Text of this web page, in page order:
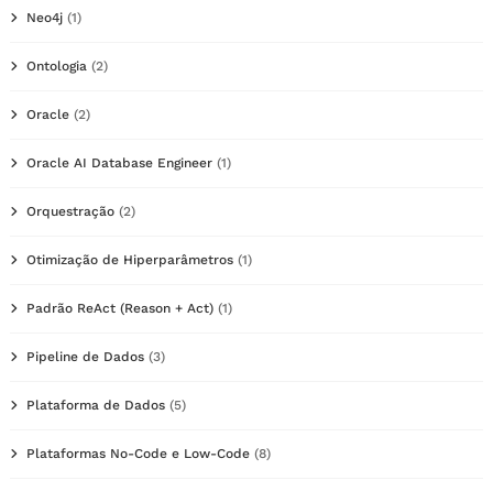
Neo4j (1)
Ontologia (2)
Oracle (2)
Oracle AI Database Engineer (1)
Orquestração (2)
Otimização de Hiperparâmetros (1)
Padrão ReAct (Reason + Act) (1)
Pipeline de Dados (3)
Plataforma de Dados (5)
Plataformas No-Code e Low-Code (8)